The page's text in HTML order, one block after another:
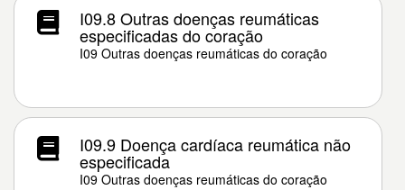
I09.8 Outras doenças reumáticas
especificadas do coração
I09 Outras doenças reumáticas do coração
I09.9 Doença cardíaca reumática não
especificada
I09 Outras doenças reumáticas do coração